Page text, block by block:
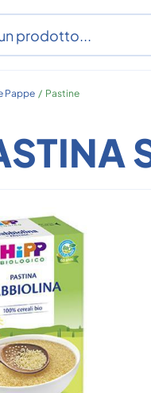
Pappe / Pastine